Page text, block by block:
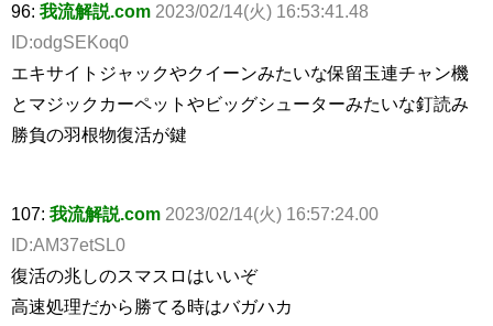
96: 我流解説.com 2023/02/14(火) 16:53:41.48
ID:odgSEKoq0
エキサイトジャックやクイーンみたいな保留玉連チャン機
とマジックカーペットやビッグシューターみたいな釘読み
勝負の羽根物復活が鍵
107: 我流解説.com 2023/02/14(火) 16:57:24.00
ID:AM37etSL0
復活の兆しのスマスロはいいぞ
高速処理だから勝てる時はバガハカ